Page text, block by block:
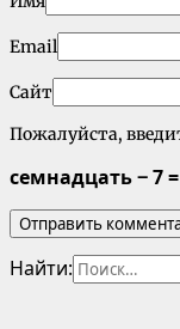
Email
Сайт
Пожалуйста,
семнадцать − 7 =
Найти: